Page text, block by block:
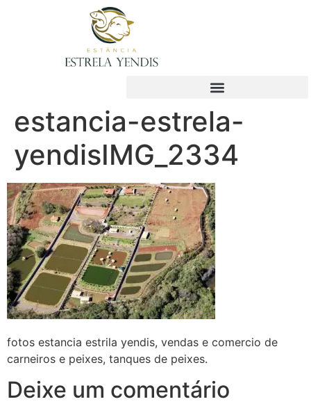
estancia-estrela-
yendisIMG_2334
fotos estancia estrila yendis, vendas e comercio de
carneiros e peixes, tanques de peixes.
Deixe um comentário